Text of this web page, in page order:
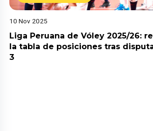
10 Nov 2025
Liga Peruana de Vóley 2025/26:
la tabla de posiciones tras
3